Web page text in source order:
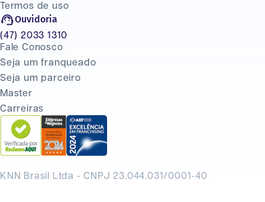
KNN Brasil Ltda - CNPJ 23.044.031/0001-40
Termos de uso
Ouvidoria
(47) 2033 1310
Fale Conosco
Seja um franqueado
Seja um parceiro
Master
Carreiras